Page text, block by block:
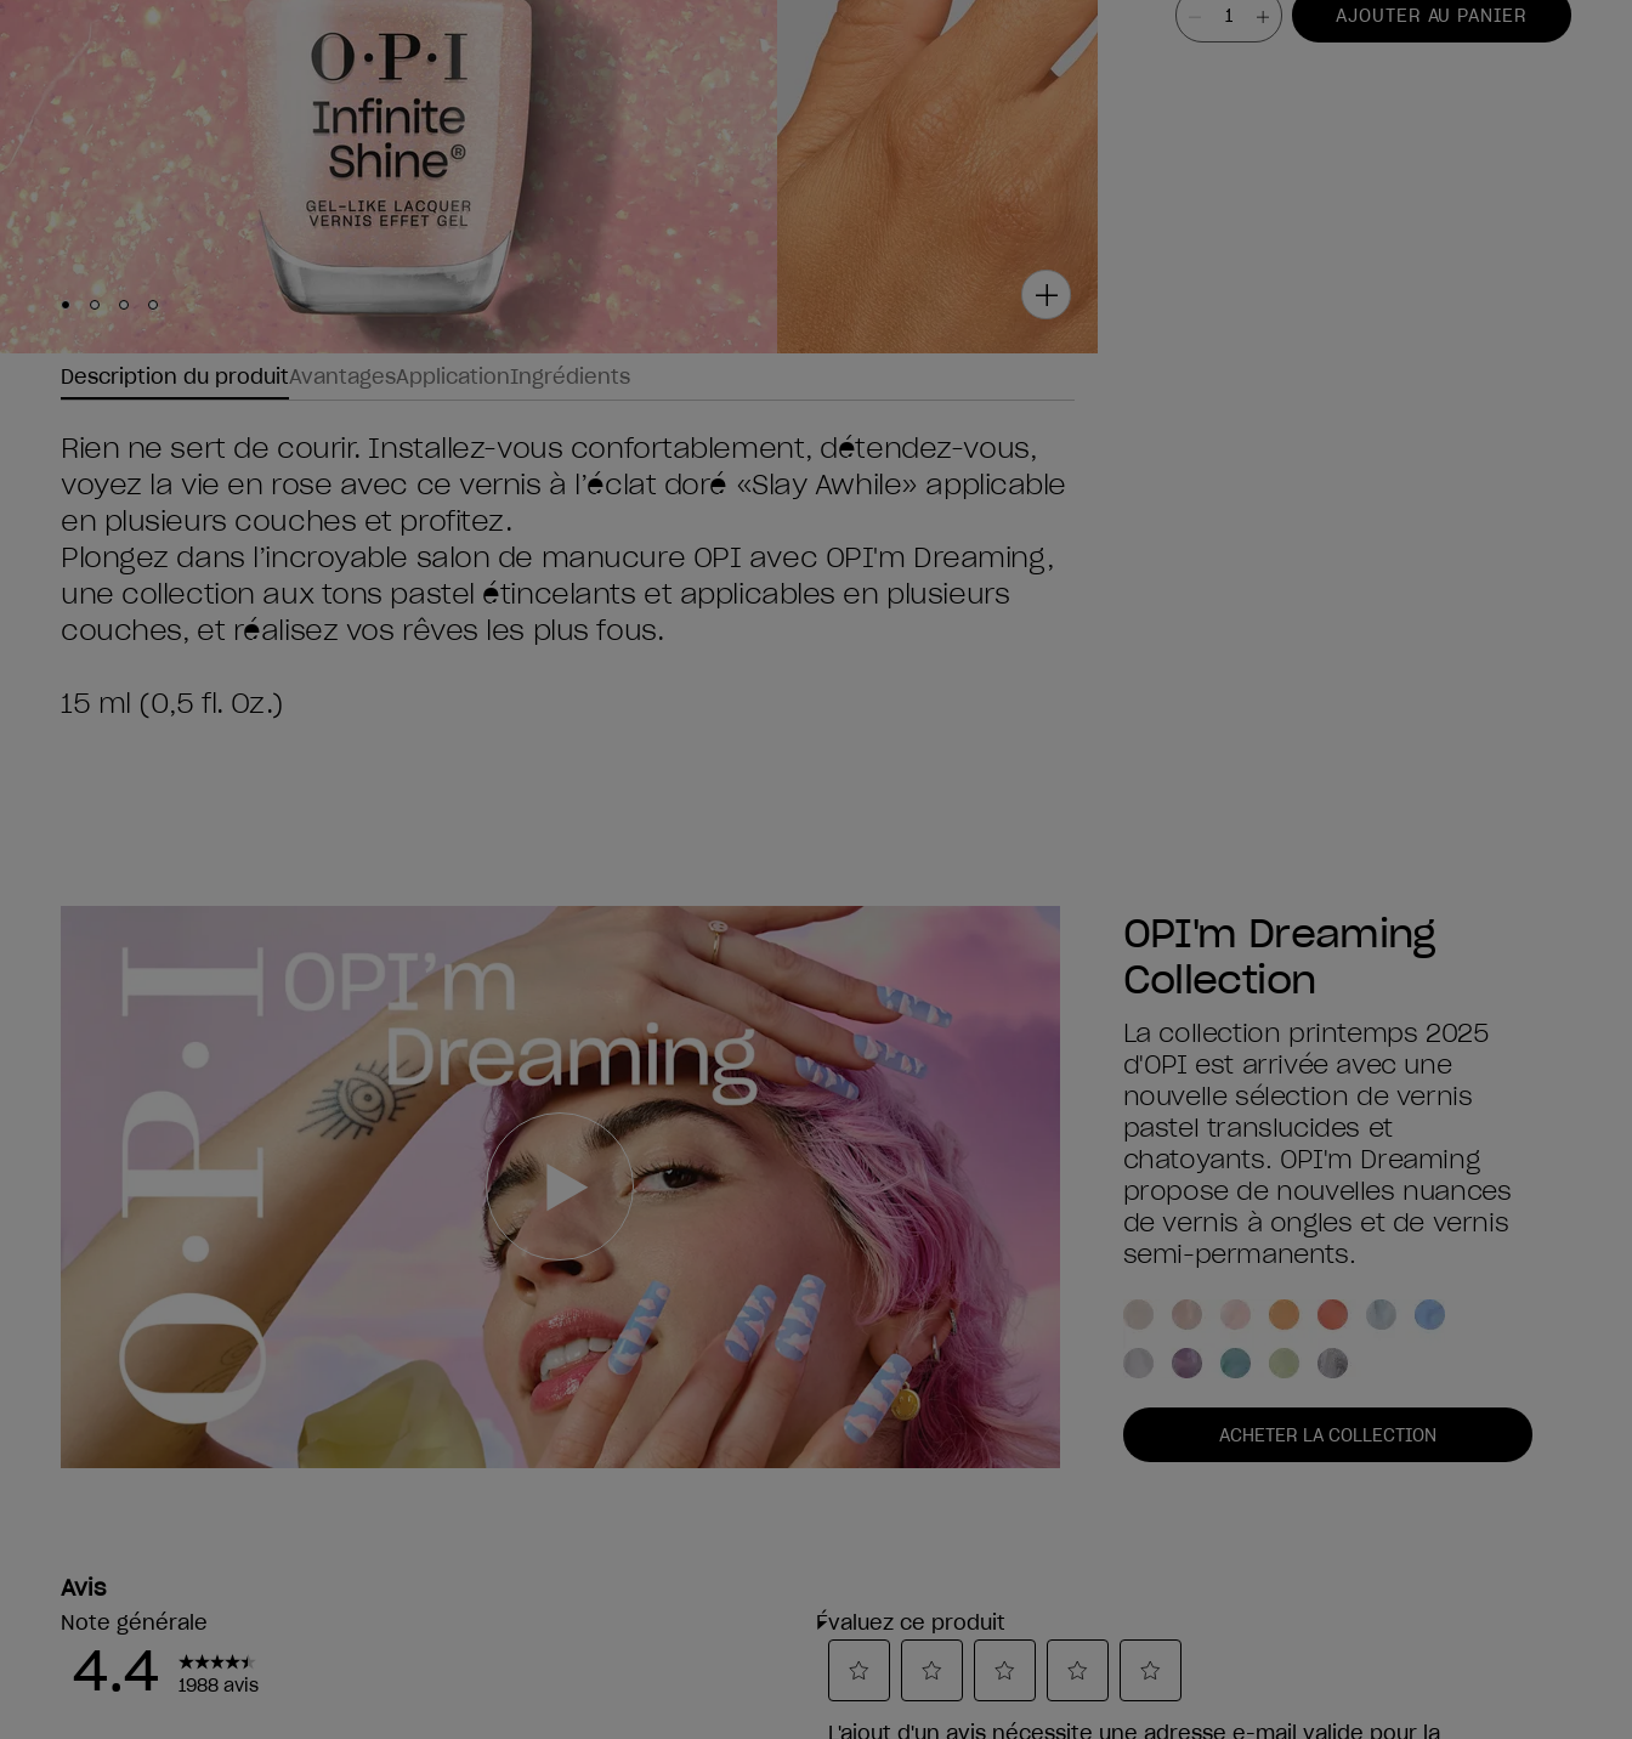
Skip to slide1
Skip to slide
Skip to slide
Skip to slide 4
AJOUTER AU PANIER
Description du produitAvantagesApplicationIngrédients
Rien ne sert de courir. Installez-vous confortablement, détendez-vous,
voyez la vie en rose avec ce vernis à l’éclat doré «Slay Awhile» applicable
en plusieurs couches et profitez.
Plongez dans l’incroyable salon de manucure OPI avec OPI'm Dreaming,
une collection aux tons pastel étincelants et applicables en plusieurs
couches, et réalisez vos rêves les plus fous.
15 ml (0,5 fl. Oz.)
OPI'm Dreaming
Collection
La collection printemps 2025
d'OPI est arrivée avec une
nouvelle sélection de vernis
pastel translucides et
chatoyants. OPI'm Dreaming
propose de nouvelles nuances
de vernis à ongles et de vernis
semi-permanents.
ACHETER LA COLLECTION